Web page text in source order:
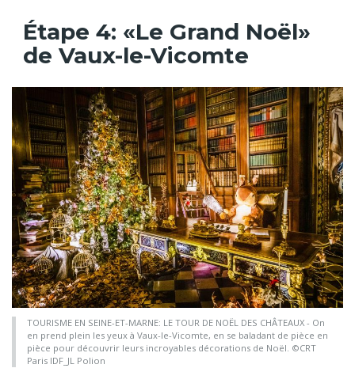
Étape 4: «Le Grand Noël»
de Vaux-le-Vicomte
TOURISME EN SEINE-ET-MARNE: LE TOUR DE NOËL DES CHÂTEAUX - On
en prend plein les yeux à Vaux-le-Vicomte, en se baladant de pièce en
pièce pour découvrir leurs incroyables décorations de Noël. ©CRT
Paris IDF_JL Polion